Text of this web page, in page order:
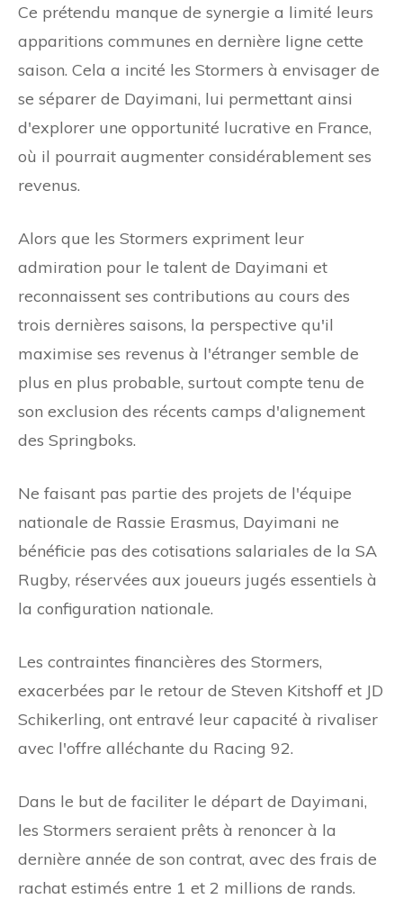
Ce prétendu manque de synergie a limité leurs
apparitions communes en dernière ligne cette
saison. Cela a incité les Stormers à envisager de
se séparer de Dayimani, lui permettant ainsi
d'explorer une opportunité lucrative en France,
où il pourrait augmenter considérablement ses
revenus.
Alors que les Stormers expriment leur
admiration pour le talent de Dayimani et
reconnaissent ses contributions au cours des
trois dernières saisons, la perspective qu'il
maximise ses revenus à l'étranger semble de
plus en plus probable, surtout compte tenu de
son exclusion des récents camps d'alignement
des Springboks.
Ne faisant pas partie des projets de l'équipe
nationale de Rassie Erasmus, Dayimani ne
bénéficie pas des cotisations salariales de la SA
Rugby, réservées aux joueurs jugés essentiels à
la configuration nationale.
Les contraintes financières des Stormers,
exacerbées par le retour de Steven Kitshoff et JD
Schikerling, ont entravé leur capacité à rivaliser
avec l'offre alléchante du Racing 92.
Dans le but de faciliter le départ de Dayimani,
les Stormers seraient prêts à renoncer à la
dernière année de son contrat, avec des frais de
rachat estimés entre 1 et 2 millions de rands.